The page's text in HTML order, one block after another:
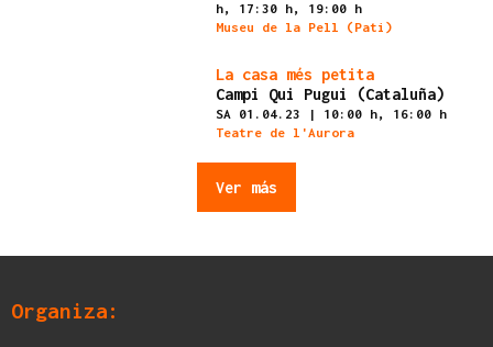
h,
17:30 h,
19:00 h
Museu de la Pell (Pati)
La casa més petita
Campi Qui Pugui (Cataluña)
SA 01.04.23 | 10:00 h,
16:00 h
Teatre de l'Aurora
Ver más
Organiza: